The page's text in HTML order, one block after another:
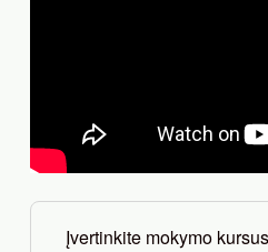
Įvertinkite mokymo